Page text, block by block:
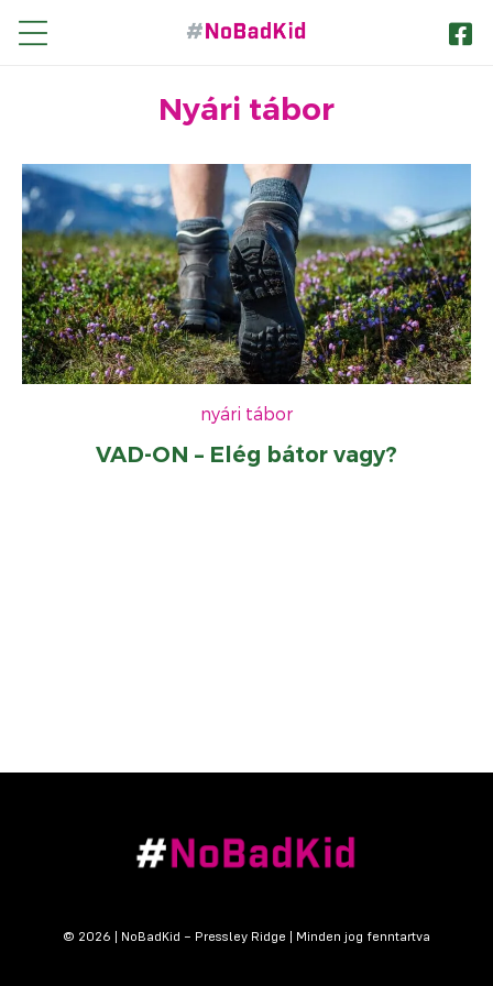
Nyári tábor
nyári tábor
VAD-ON – Elég bátor vagy?
© 2026 | NoBadKid – Pressley Ridge | Minden jog fenntartva